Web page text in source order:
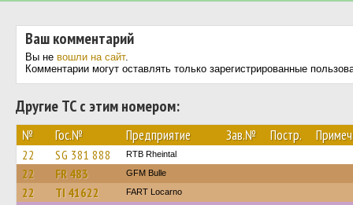
Ваш комментарий
Вы не вошли на сайт.
Комментарии могут оставлять только зарегистрированные
Другие ТС с этим номером:
№ Гос.№ Предприятие Зав.№ Постр.
22 SG 381 888 RTB Rheintal
22 FR 483 GFM Bulle
22 TI 41622 FART Locarno